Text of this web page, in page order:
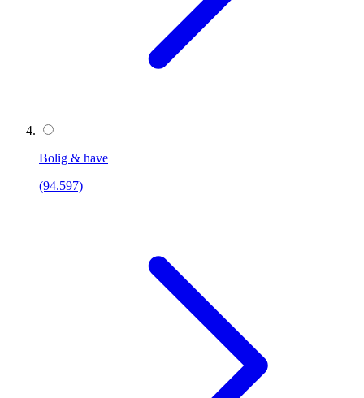
Bolig & have
(94.597)